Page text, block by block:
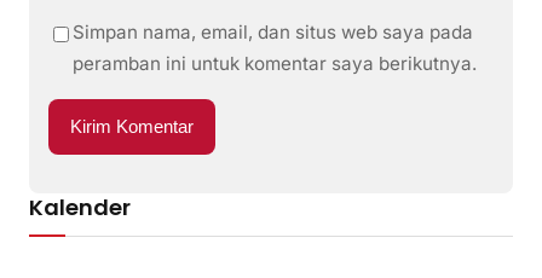
Simpan nama, email, dan situs web saya pada
peramban ini untuk komentar saya berikutnya.
Kalender